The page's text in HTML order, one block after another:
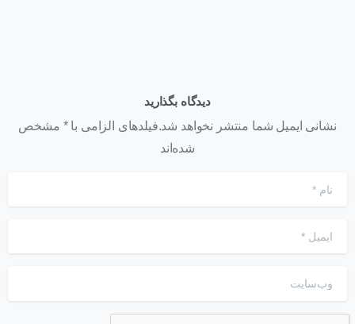
دیدگاه بگذارید
نشانی ایمیل شما منتشر نخواهد شد.فیلدهای الزامی با * مشخص
شده‌اند
*
ایمیل
وب‌سایت